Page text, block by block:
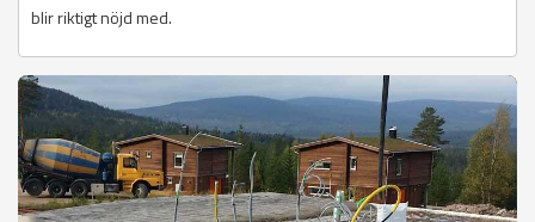
blir riktigt nöjd med.